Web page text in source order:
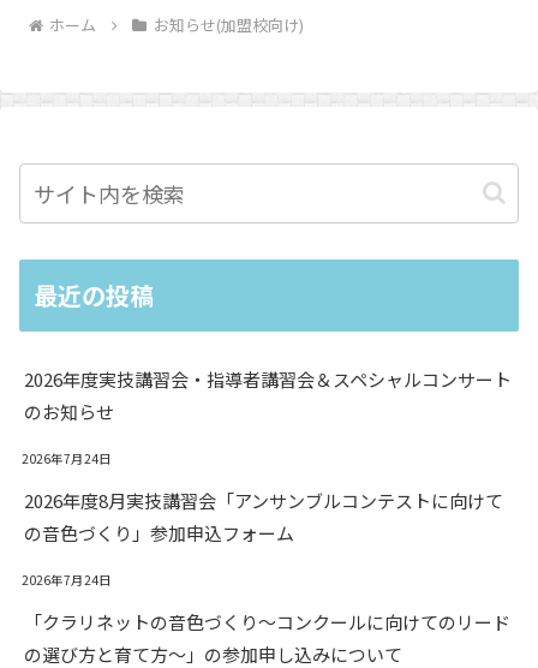
ホーム お知らせ(加盟校向け)
最近の投稿
2026年度実技講習会・指導者講習会＆スペシャルコンサート
のお知らせ
2026年7月24日
2026年度8月実技講習会「アンサンブルコンテストに向けて
の音色づくり」参加申込フォーム
2026年7月24日
「クラリネットの音色づくり〜コンクールに向けてのリード
の選び方と育て方〜」の参加申し込みについて